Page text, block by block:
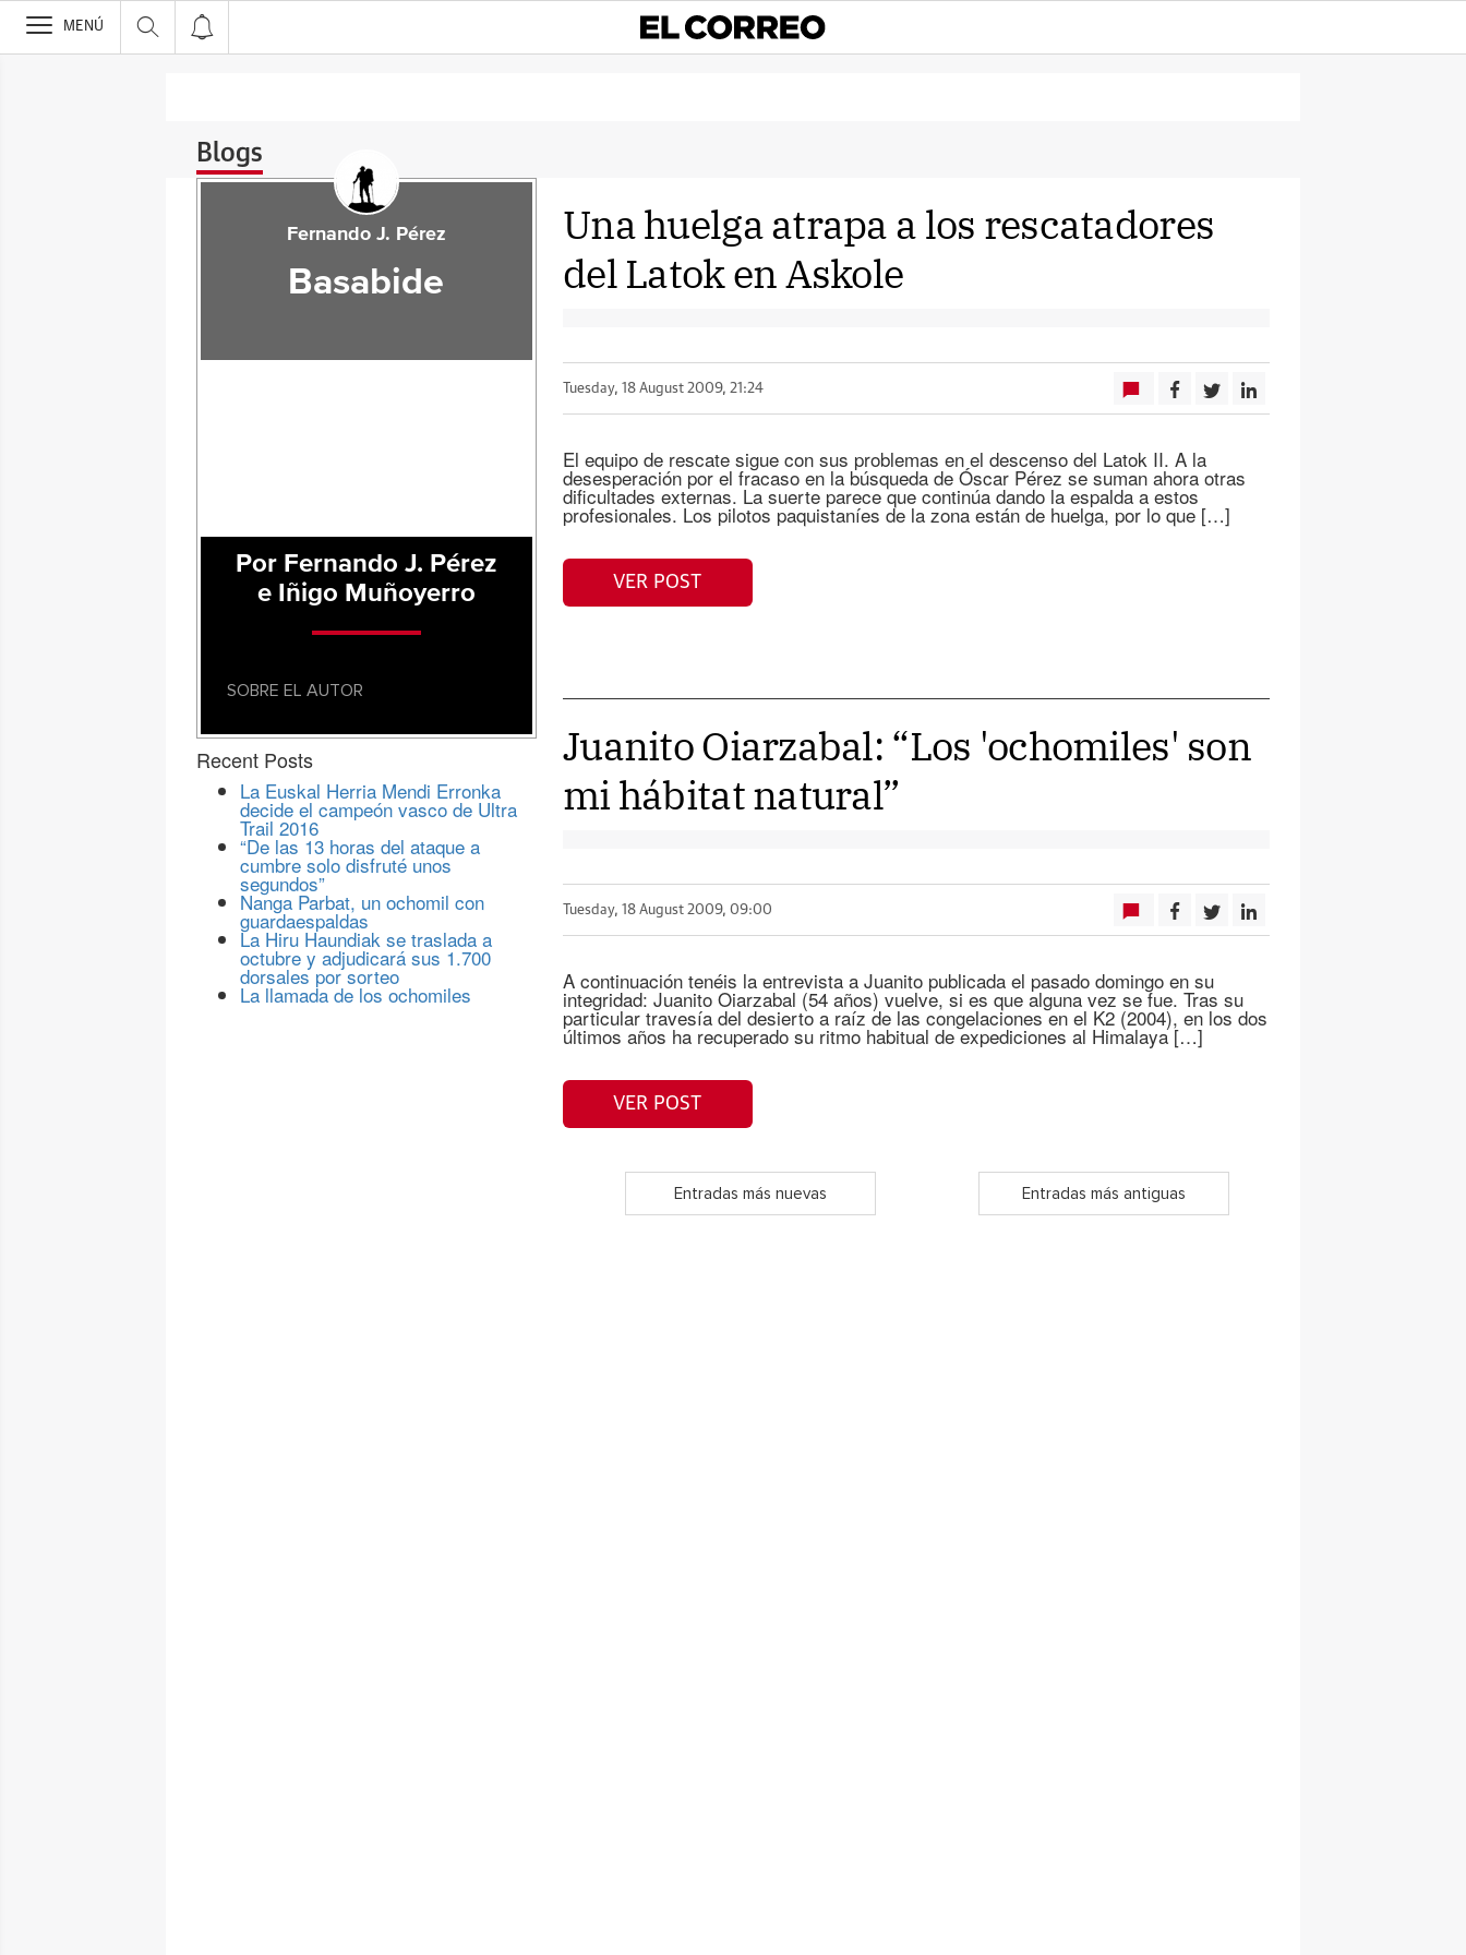
>
MENÚ
Blogs
Una huelga atrapa a los rescatadores
del Latok en Askole
Tuesday, 18 August 2009, 21:24
El equipo de rescate sigue con sus problemas en el descenso del Latok II. A la
desesperación por el fracaso en la búsqueda de Óscar Pérez se suman ahora otras
dificultades externas. La suerte parece que continúa dando la espalda a estos
profesionales. Los pilotos paquistaníes de la zona están de huelga, por lo que […]
VER POST
Juanito Oiarzabal: “Los 'ochomiles' son
mi hábitat natural”
Tuesday, 18 August 2009, 09:00
A continuación tenéis la entrevista a Juanito publicada el pasado domingo en su
integridad: Juanito Oiarzabal (54 años) vuelve, si es que alguna vez se fue. Tras su
particular travesía del desierto a raíz de las congelaciones en el K2 (2004), en los dos
últimos años ha recuperado su ritmo habitual de expediciones al Himalaya […]
VER POST
Entradas más nuevas Entradas más antiguas
Fernando J. Pérez
Basabide
Por Fernando J. Pérez
e Iñigo Muñoyerro
SOBRE EL AUTOR
Recent Posts
La Euskal Herria Mendi Erronka
decide el campeón vasco de Ultra
Trail 2016
“De las 13 horas del ataque a
cumbre solo disfruté unos
segundos”
Nanga Parbat, un ochomil con
guardaespaldas
La Hiru Haundiak se traslada a
octubre y adjudicará sus 1.700
dorsales por sorteo
La llamada de los ochomiles